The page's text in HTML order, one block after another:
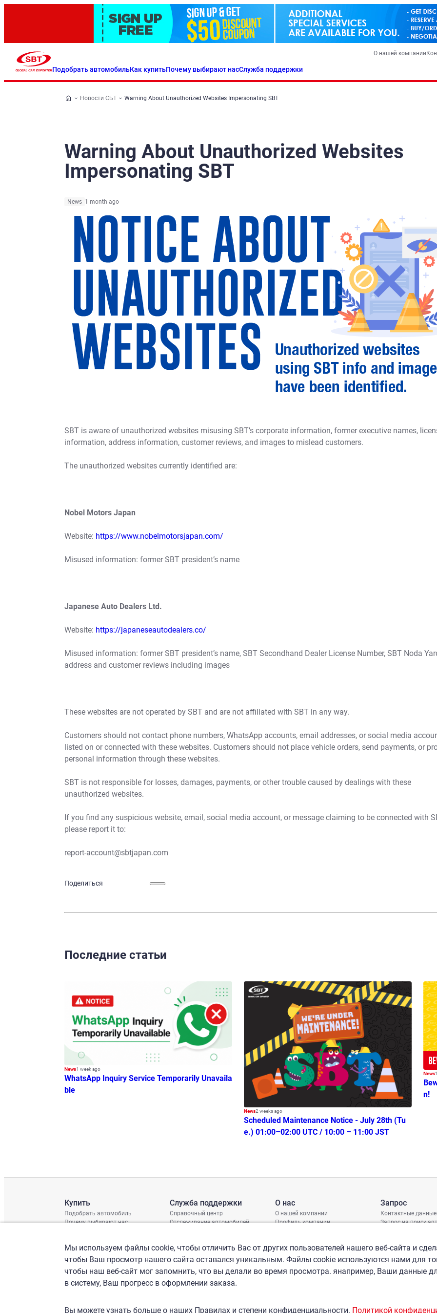
Подобрать автомобильКак купитьПочему выбирают насСлужба поддержки
О нашей компании
Новости СБТ Warning About Unauthorized Websites Impersonating SBT
Warning About Unauthorized Websites
Impersonating SBT
News 1 month ago
SBT is aware of unauthorized websites misusing SBT’s corporate information, former executive names,
information, address information, customer reviews, and images to mislead customers.
The unauthorized websites currently identified are:
Nobel Motors Japan
Website: https://www.nobelmotorsjapan.com/
Misused information: former SBT president’s name
Japanese Auto Dealers Ltd.
Website: https://japaneseautodealers.co/
Misused information: former SBT president’s name, SBT Secondhand Dealer License Number, SBT Noda
address and customer reviews including images
These websites are not operated by SBT and are not affiliated with SBT in any way.
Customers should not contact phone numbers, WhatsApp accounts, email addresses, or social media
listed on or connected with these websites. Customers should not place vehicle orders, send payments, or
personal information through these websites.
SBT is not responsible for losses, damages, payments, or other trouble caused by dealings with these
unauthorized websites.
If you find any suspicious website, email, social media account, or message claiming to be connected with
please report it to:
report-account@sbtjapan.com
Поделиться
Последние статьи
News1 week ago
WhatsApp Inquiry Service Temporarily Unavaila
ble
News2 weeks ago
Scheduled Maintenance Notice - July 28th (Tu
e.) 01:00–02:00 UTC / 10:00 – 11:00 JST
News
n!
Купить
Подобрать автомобиль
Почему выбирают нас
Служба поддержки
Справочный центр
Отслеживание автомобилей
График доставки
Проверка шасси
О нас
О нашей компании
Профиль компании
Запрос
Контактные данные
Запрос на поиск
Мы используем файлы cookie, чтобы отличить Вас от других пользователей нашего веб-сайта и
чтобы Ваш просмотр нашего сайта оставался уникальным. Файлы cookie используются нами для
чтобы наш веб-сайт мог запомнить, что вы делали во время просмотра. янапример, Ваши данные
в систему, Ваш прогресс в оформлении заказа.
Вы можете узнать больше о наших Правилах и степени конфиденциальности. Политикой